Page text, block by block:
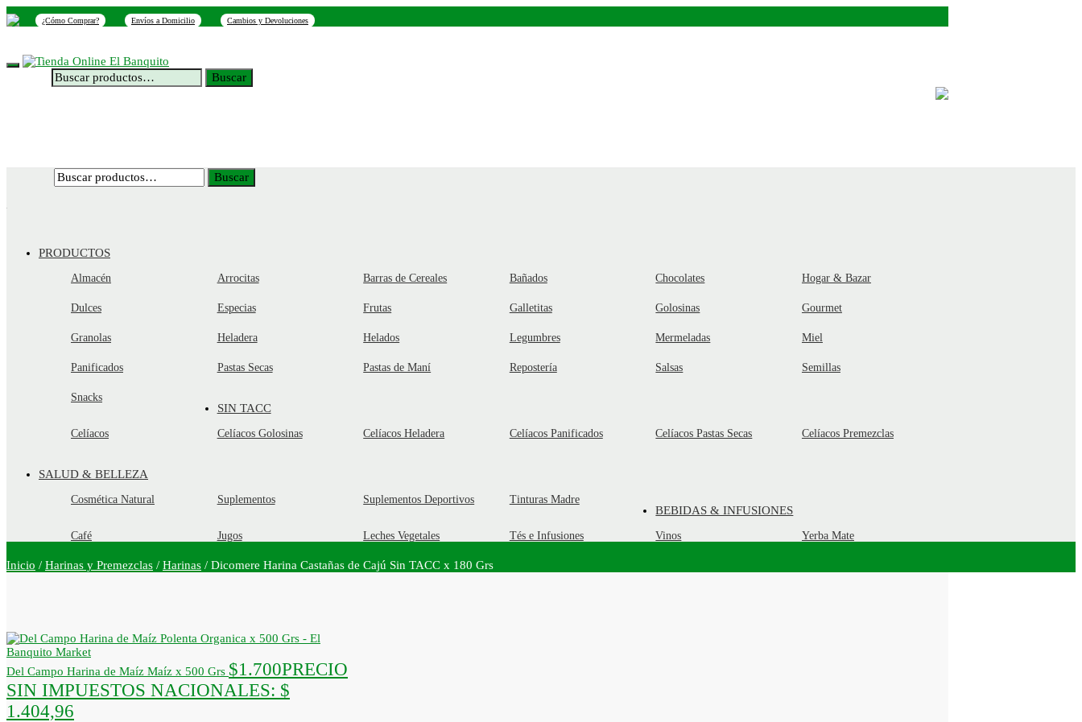
Skip
to
Skip
to
¿Cómo Comprar? Envíos a Domicilio Cambios y Devoluciones
Buscar
por:
Buscar
Buscar
por:
Buscar
PRODUCTOS
Almacén Arrocitas Barras de Cereales Bañados Chocolates Hogar & Bazar
Dulces Especias Frutas Galletitas Golosinas Gourmet
Granolas Heladera Helados Legumbres Mermeladas Miel
Panificados Pastas Secas Pastas de Maní Repostería Salsas Semillas
Snacks
SIN TACC
Celíacos Celíacos Golosinas Celíacos Heladera Celíacos Panificados Celíacos Pastas Secas Celíacos Premezclas
SALUD & BELLEZA
Cosmética Natural Suplementos Suplementos Deportivos Tinturas Madre
BEBIDAS & INFUSIONES
Café Jugos Leches Vegetales Tés e Infusiones Vinos Yerba Mate
Inicio / Harinas y Premezclas / Harinas / Dicomere Harina Castañas de Cajú Sin TACC x 180 Grs
Del Campo Harina de Maíz Maíz x 500 Grs $1.700PRECIO
SIN IMPUESTOS NACIONALES: $
1.404,96